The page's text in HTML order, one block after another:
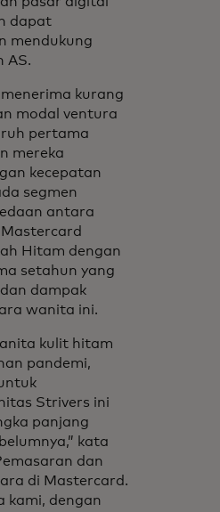
dapat
mendukung
AS.
kurang
modal ventura
pertama
mereka
kecepatan
segmen
antara
Hitam dengan
setahun yang
dampak
wanita ini.
kulit hitam
pandemi,
Strivers ini
panjang
kata
dan
di Mastercard.
kami, dengan